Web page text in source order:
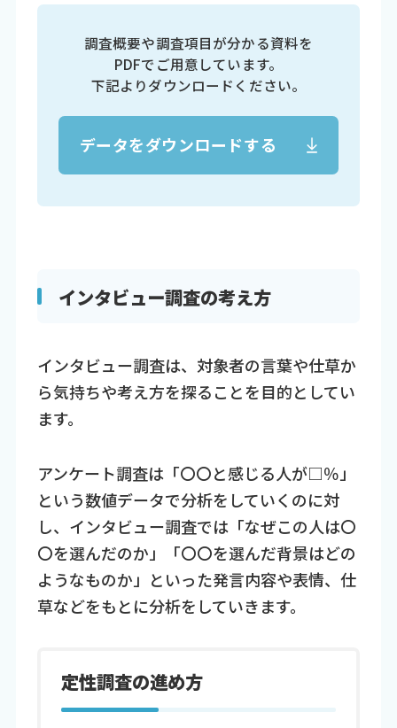
調査概要や調査項目が分かる資料を
PDFでご用意しています。
下記よりダウンロードください。
データをダウンロードする
インタビュー調査の考え方
インタビュー調査は、対象者の言葉や仕草か
ら気持ちや考え方を探ることを目的としてい
ます。
アンケート調査は「〇〇と感じる人が□％」
という数値データで分析をしていくのに対
し、インタビュー調査では「なぜこの人は〇
〇を選んだのか」「〇〇を選んだ背景はどの
ようなものか」といった発言内容や表情、仕
草などをもとに分析をしていきます。
定性調査の進め方